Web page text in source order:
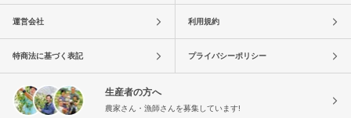
運営会社 利用規約
特商法に基づく表記 プライバシーポリシー
生産者の方へ
農家さん・漁師さんを募集しています!